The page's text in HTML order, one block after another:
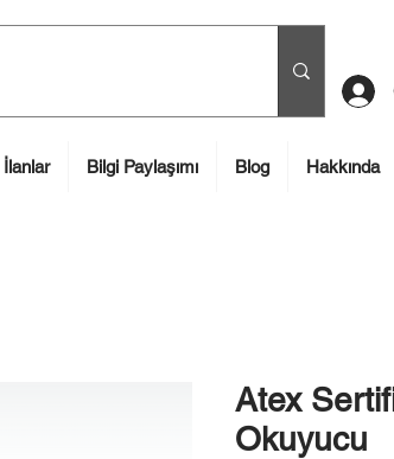
İlanlar Bilgi Paylaşımı Blog Hakkında
Atex
Okuyucu